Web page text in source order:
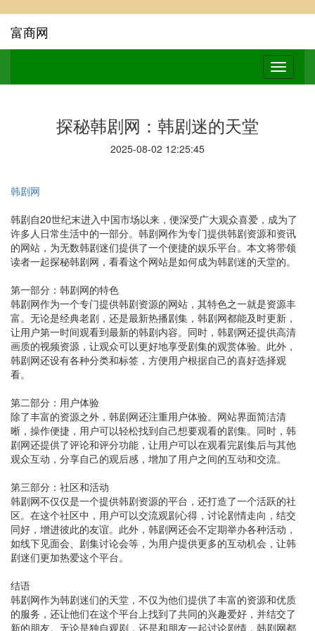
富商网
探秘韩剧网：韩剧迷的天堂
2025-08-02 12:25:45
韩剧网
韩剧自20世纪末进入中国市场以来，便深受广大观众喜爱，成为了
许多人日常生活中的一部分。韩剧网作为专门提供韩剧资源和资讯
的网站，为无数韩剧迷们提供了一个便捷的娱乐平台。本文将带领
读者一起探秘韩剧网，看看这个网站是如何成为韩剧迷的天堂的。
第一部分：韩剧网的特色
韩剧网作为一个专门提供韩剧资源的网站，其特色之一就是资源丰
富。无论是经典老剧，还是最新热播剧集，韩剧网都能及时更新，
让用户第一时间观看到最新的韩剧内容。同时，韩剧网还提供高清
画质的视频资源，让观众可以更好地享受剧集的观赏体验。此外，
韩剧网还设有各种分类和标签，方便用户根据自己的喜好选择观
看。
第二部分：用户体验
除了丰富的资源之外，韩剧网还注重用户体验。网站界面简洁清
晰，操作便捷，用户可以轻松找到自己想要观看的剧集。同时，韩
剧网还提供了评论和评分功能，让用户可以在观看完剧集后与其他
观众互动，分享自己的观后感，增加了用户之间的互动和交流。
第三部分：社区和活动
韩剧网不仅仅是一个提供韩剧资源的平台，还打造了一个活跃的社
区。在这个社区中，用户可以交流观剧心得，讨论剧情走向，结交
同好，增进彼此的友谊。此外，韩剧网还会不定期举办各种活动，
如线下见面会、剧集讨论会等，为用户提供更多的互动机会，让韩
剧迷们更加热爱这个平台。
结语
韩剧网作为韩剧迷们的天堂，不仅为他们提供了丰富的资源和优质
的服务，还让他们在这个平台上找到了共同的兴趣爱好，并结交了
新的朋友。无论是独自观剧，还是和朋友一起讨论剧情，韩剧网都